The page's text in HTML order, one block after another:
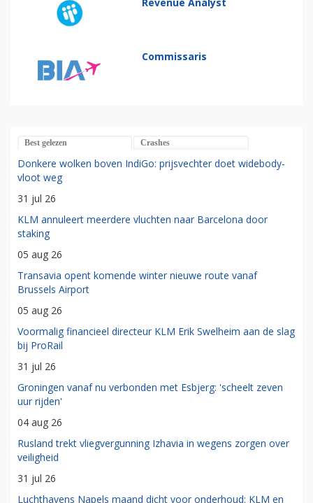
Commissaris
Best gelezen Crashes
Donkere wolken boven IndiGo: prijsvechter doet widebody-
vloot weg
31 jul 26
KLM annuleert meerdere vluchten naar Barcelona door
staking
05 aug 26
Transavia opent komende winter nieuwe route vanaf
Brussels Airport
05 aug 26
Voormalig financieel directeur KLM Erik Swelheim aan de slag
bij ProRail
31 jul 26
Groningen vanaf nu verbonden met Esbjerg: 'scheelt zeven
uur rijden'
04 aug 26
Rusland trekt vliegvergunning Izhavia in wegens zorgen over
veiligheid
31 jul 26
Luchthavens Napels maand dicht voor onderhoud: KLM en